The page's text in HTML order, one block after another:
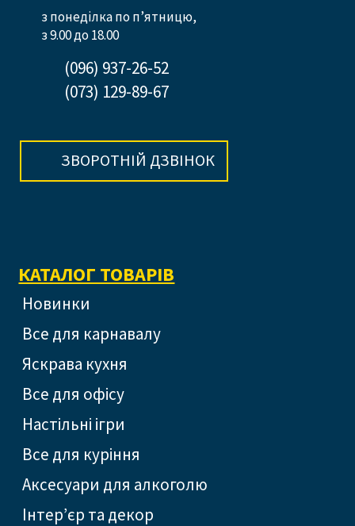
з понеділка по п’ятницю,
з 9.00 до 18.00
(096) 937-26-52
(073) 129-89-67
ЗВОРОТНІЙ ДЗВІНОК
КАТАЛОГ ТОВАРІВ
Новинки
Все для карнавалу
Яскрава кухня
Все для офісу
Настільні ігри
Все для куріння
Аксесуари для алкоголю
Інтер’єр та декор